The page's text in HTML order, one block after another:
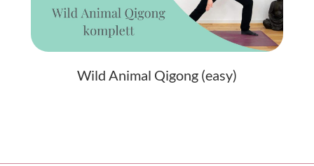
Wild Animal Qigong (easy)